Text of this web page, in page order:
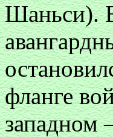
Шаньси).
фланге
западном